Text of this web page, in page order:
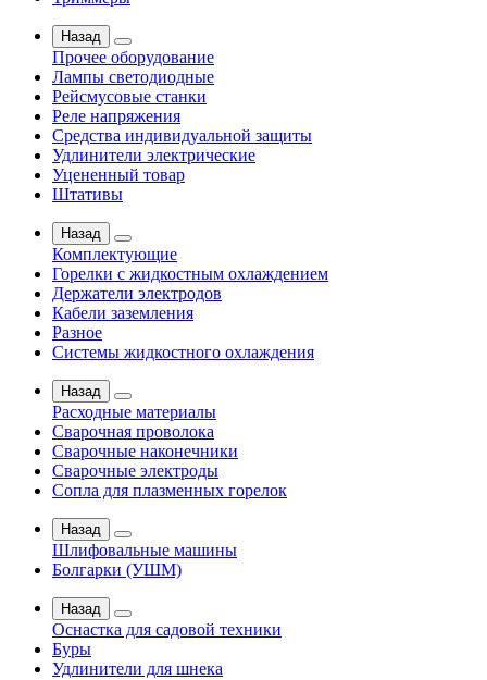
Назад
Прочее оборудование
Лампы светодиодные
Рейсмусовые станки
Реле напряжения
Средства индивидуальной защиты
Удлинители электрические
Уцененный товар
Штативы
Назад
Комплектующие
Горелки с жидкостным охлаждением
Держатели электродов
Кабели заземления
Разное
Системы жидкостного охлаждения
Назад
Расходные материалы
Сварочная проволока
Сварочные наконечники
Сварочные электроды
Сопла для плазменных горелок
Назад
Шлифовальные машины
Болгарки (УШМ)
Назад
Оснастка для садовой техники
Буры
Удлинители для шнека